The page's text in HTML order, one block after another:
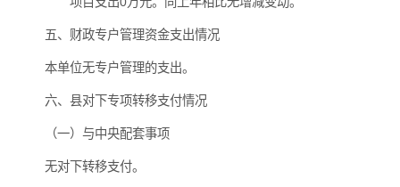
五、财政专户管理资金支出情况
本单位无专户管理的支出。
六、县对下专项转移支付情况
（一）与中央配套事项
无对下转移支付。